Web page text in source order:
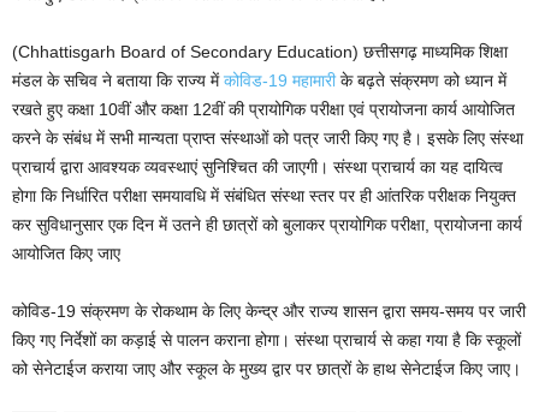
(Chhattisgarh Board of Secondary Education) छत्तीसगढ़ माध्यमिक शिक्षा
मंडल के सचिव ने बताया कि राज्य मेंकोविड-19 महामारीके बढ़ते संक्रमण को ध्यान में
रखते हुए कक्षा 10वीं और कक्षा 12वीं की प्रायोगिक परीक्षा एवं प्रायोजना कार्य आयोजित
करने के संबंध में सभी मान्यता प्राप्त संस्थाओं को पत्र जारी किए गए है। इसके लिए संस्था
प्राचार्य द्वारा आवश्यक व्यवस्थाएं सुनिश्चित की जाएगी। संस्था प्राचार्य का यह दायित्व
होगा कि निर्धारित परीक्षा समयावधि में संबंधित संस्था स्तर पर ही आंतरिक परीक्षक नियुक्त
कर सुविधानुसार एक दिन में उतने ही छात्रों को बुलाकर प्रायोगिक परीक्षा, प्रायोजना कार्य
आयोजित किए जाए
कोविड-19 संक्रमण के रोकथाम के लिए केन्द्र और राज्य शासन द्वारा समय-समय पर जारी
किए गए निर्देशों का कड़ाई से पालन कराना होगा। संस्था प्राचार्य से कहा गया है कि स्कूलों
को सेनेटाईज कराया जाए और स्कूल के मुख्य द्वार पर छात्रों के हाथ सेनेटाईज किए जाए।